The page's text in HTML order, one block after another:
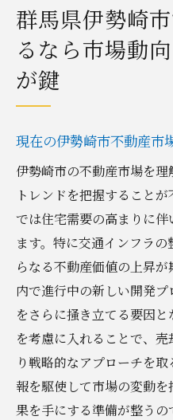
人口動態が不動
市場動向に基づ
賢く売却するための
崎市編
地域密着型不動
不動産売却にお
成功例から学ぶ
購入者ニーズを
不動産売却時の価格
市のケーススタディ
市場価格と実勢
適正価格設定の
価格設定で失敗
群馬県伊勢崎
るなら市場動
が鍵
現在の伊勢崎市不動産市
伊勢崎市の不動産市場を
トレンドを把握すること
では住宅需要の高まりに
ます。特に交通インフラ
らなる不動産価値の上昇
内で進行中の新しい開発
をさらに掻き立てる要因
を考慮に入れることで、
り戦略的なアプローチを
報を駆使して市場の変動
果を手にする準備が整うの